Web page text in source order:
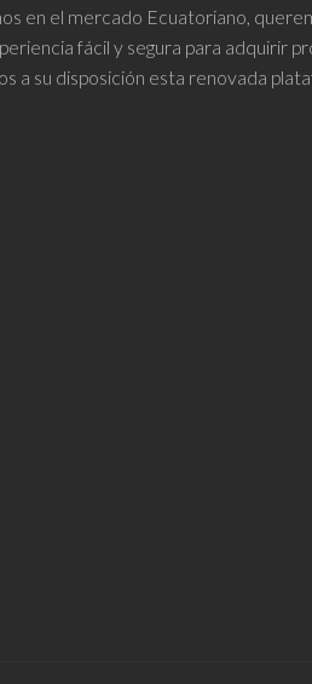
en el mercado Ecuatoriano,
fácil y segura para adquirir
a su disposición esta renovada